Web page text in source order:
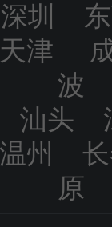
深
津
波
汕头
州
原